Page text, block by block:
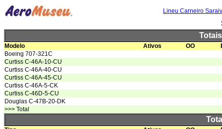
Lineu Carneiro
Modelo Ativos OO
Boeing 707-321C
Curtiss C-46A-10-CU
Curtiss C-46A-40-CU
Curtiss C-46A-45-CU
Curtiss C-46A-5-CK
Curtiss C-46D-5-CU
Douglas C-47B-20-DK
>>> Total